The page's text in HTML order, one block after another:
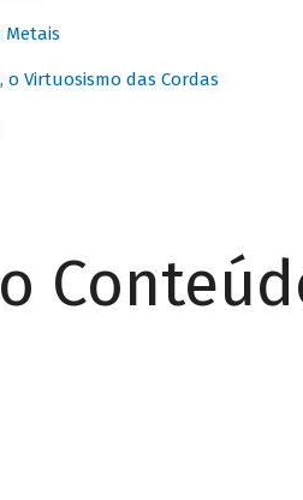
Metais
o Virtuosismo das Cordas